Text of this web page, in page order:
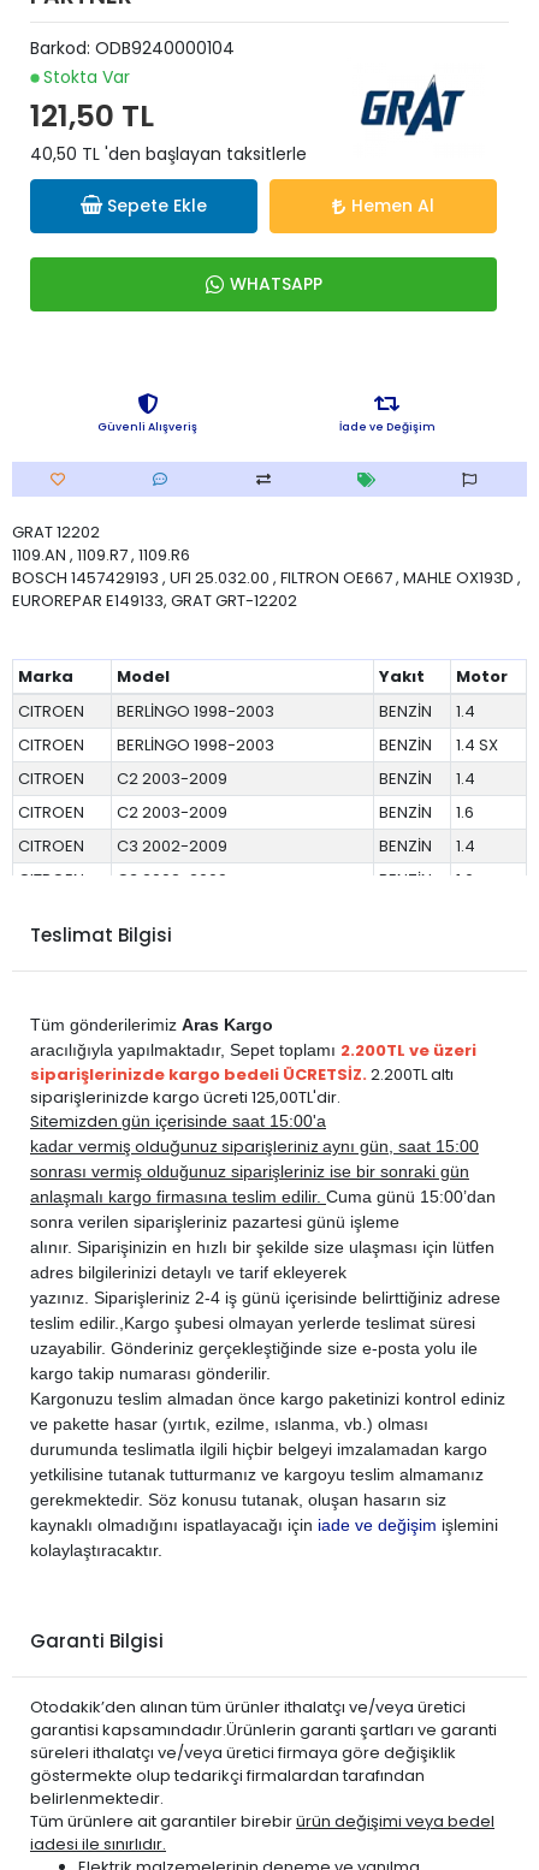
Barkod: ODB9240000104
Stokta Var
121,50 TL
40,50 TL 'den başlayan taksitlerle
Sepete Ekle Hemen Al
WHATSAPP
Güvenli Alışveriş İade ve Değişim
GRAT 12202
1109.AN , 1109.R7 , 1109.R6
BOSCH 1457429193 , UFI 25.032.00 , FILTRON OE667 , MAHLE OX193D ,
EUROREPAR E149133, GRAT GRT-12202
Marka Model Yakıt
Motor
CITROEN
BERLİNGO 1998-2003 BENZİN
1.4
CITROEN
BERLİNGO 1998-2003 BENZİN
1.4 SX
CITROEN
C2 2003-2009 BENZİN
1.4
CITROEN
C2 2003-2009 BENZİN
1.6
CITROEN
C3 2002-2009 BENZİN
1.4
CITROEN
C3 2002-2009 BENZİN
1.6
CITROEN
SAXO 1997-2003
CITROEN
XSARA 1998-2000
CITROEN
XSARA 2001-2006 BENZİN
1.6
CITROEN
XSARA PİCASSO 2001-2006 BENZİN
PEUGEOT
206 1999-2011
PEUGEOT
206 1999-2011 BENZİN
1.6
PEUGEOT
306 1993-2001 BENZİN
1.4
PEUGEOT
306 1993-2001 BENZİN
PEUGEOT
307 2001-2006 BENZİN
1.4
PEUGEOT
307 2001-2006
PEUGEOT
PARTNER 1998-2008 BENZİN
1.4
PEUGEOT
PARTNER 1998-2008 BENZİN
1.4 XR
PEUGEOT
PARTNER 1998-2008
Teslimat Bilgisi
Tüm gönderilerimiz Aras Kargo
aracılığıyla yapılmaktadır, Sepet toplamı 2.200TL ve üzeri
siparişlerinizde kargo bedeli ÜCRETSİZ.2.200TL altı
siparişlerinizde kargo ücreti 125,00TL'dir.
Sitemizden gün içerisinde saat 15:00'a
kadar vermiş olduğunuz siparişleriniz aynı gün, saat 15:00
sonrası vermiş olduğunuz siparişleriniz ise bir sonraki gün
anlaşmalı kargo firmasına teslim edilir. Cuma günü 15:00’dan
sonra verilen siparişleriniz pazartesi günü işleme
alınır. Siparişinizin en hızlı bir şekilde size ulaşması için lütfen
adres bilgilerinizi detaylı ve tarif ekleyerek
yazınız. Siparişleriniz 2-4 iş günü içerisinde belirttiğiniz adrese
teslim edilir., Kargo şubesi olmayan yerlerde teslimat süresi
uzayabilir. Gönderiniz gerçekleştiğinde size e-posta yolu ile
kargo takip numarası gönderilir.
Kargonuzu teslim almadan önce kargo paketinizi kontrol ediniz
ve pakette hasar (yırtık, ezilme, ıslanma, vb.) olması
durumunda teslimatla ilgili hiçbir belgeyi imzalamadan kargo
yetkilisine tutanak tutturmanız ve kargoyu teslim almamanız
gerekmektedir. Söz konusu tutanak, oluşan hasarın siz
kaynaklı olmadığını ispatlayacağı için iade ve değişim işlemini
kolaylaştıracaktır.
Garanti Bilgisi
Otodakik’den alınan tüm ürünler ithalatçı ve/veya üretici
garantisi kapsamındadır.Ürünlerin garanti şartları ve garanti
süreleri ithalatçı ve/veya üretici firmaya göre değişiklik
göstermekte olup tedarikçi firmalardan tarafından
belirlenmektedir.
Tüm ürünlere ait garantiler birebirürün değişimi veya bedel
iadesi ile sınırlıdır.